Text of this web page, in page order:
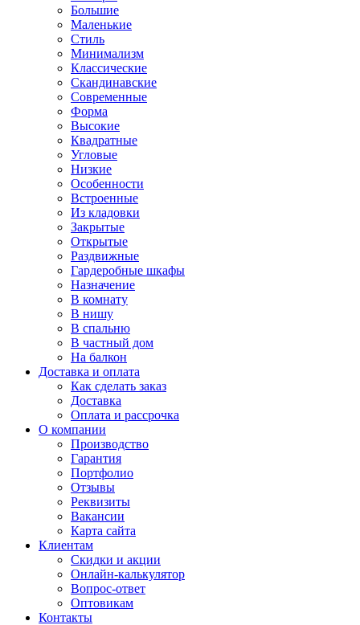
Большие
Маленькие
Стиль
Минимализм
Классические
Скандинавские
Современные
Форма
Высокие
Квадратные
Угловые
Низкие
Особенности
Встроенные
Из кладовки
Закрытые
Открытые
Раздвижные
Гардеробные шкафы
Назначение
В комнату
В нишу
В спальню
В частный дом
На балкон
Доставка и оплата
Как сделать заказ
Доставка
Оплата и рассрочка
О компании
Производство
Гарантия
Портфолио
Отзывы
Реквизиты
Вакансии
Карта сайта
Клиентам
Скидки и акции
Онлайн-калькулятор
Вопрос-ответ
Оптовикам
Контакты